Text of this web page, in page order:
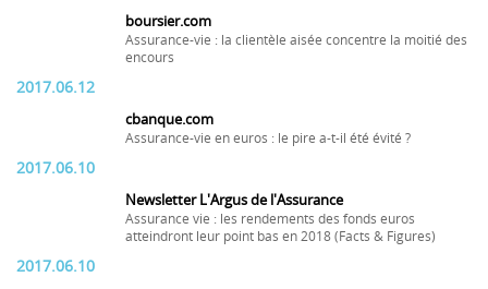
boursier.com
Assurance-vie : la clientèle aisée concentre la moitié des
encours
2017.06.12
cbanque.com
Assurance-vie en euros : le pire a-t-il été évité ?
2017.06.10
Newsletter L'Argus de l'Assurance
Assurance vie : les rendements des fonds euros
atteindront leur point bas en 2018 (Facts & Figures)
2017.06.10